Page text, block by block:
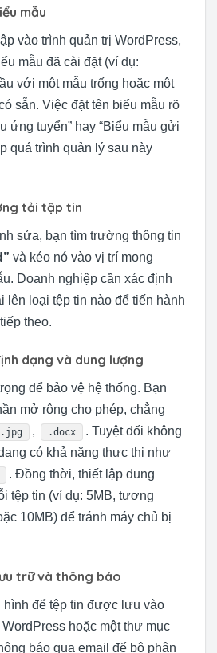
mẫu
vào trình quản trị WordPress,
mẫu đã cài đặt (ví dụ:
với một mẫu trống hoặc một
sẵn. Việc đặt tên biểu mẫu rõ
ứng tuyển” hay “Biểu mẫu gửi
quá trình quản lý sau này
tải tập tin
sửa, bạn tìm trường thông tin
và kéo nó vào vị trí mong
Doanh nghiệp cần xác định
lên loại tệp tin nào để tiến hành
theo.
dạng và dung lượng
để bảo vệ hệ thống. Bạn
mở rộng cho phép, chẳng
.jpg , .docx
. Tuyệt đối không
có khả năng thực thi như
. Đồng thời, thiết lập dung
tệp tin (ví dụ: 5MB, tương
10MB) để tránh máy chủ bị
trữ và thông báo
hình để tệp tin được lưu vào
hoặc một thư mục
báo qua email để bộ phận